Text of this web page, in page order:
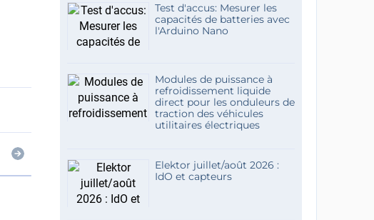
Test d'accus: Mesurer les
capacités de batteries avec
l'Arduino Nano
Modules de puissance à
refroidissement liquide
direct pour les onduleurs de
traction des véhicules
utilitaires électriques
Elektor juillet/août 2026 :
IdO et capteurs